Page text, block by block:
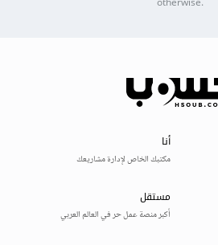
otherwise.